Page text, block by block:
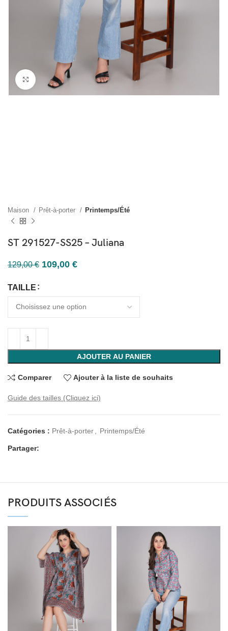
Cliquez pour agrandir
Maison Prêt-à-porter Printemps/Été
ST 291527-SS25 – Juliana
129,00€ 109,00 €
TAILLE
AJOUTER AU PANIER
Comparer Ajouter à la liste de souhaits
Guide des tailles (Cliquez ici)
Catégories : Prêt-à-porter Printemps/Été
Partager:
PRODUITS ASSOCIÉS